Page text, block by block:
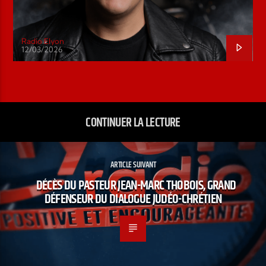
Radio Elyon
12/03/2026
CONTINUER LA LECTURE
ARTICLE SUIVANT
DÉCÈS DU PASTEUR JEAN-MARC THOBOIS, GRAND
DÉFENSEUR DU DIALOGUE JUDÉO-CHRÉTIEN